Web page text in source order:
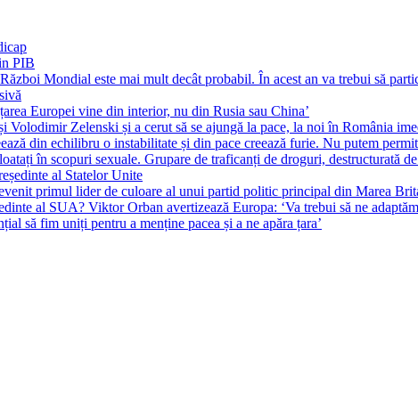
PIB
Mondial este mai mult decât probabil. În acest an va trebui să
Europei vine din interior, nu din Rusia sau China’
Zelenski și a cerut să se ajungă la pace, la noi în România
din echilibru o instabilitate și din pace creează furie. Nu putem
în scopuri sexuale. Grupare de traficanți de droguri, destructurată
al Statelor Unite
primul lider de culoare al unui partid politic principal din Marea
al SUA? Viktor Orban avertizează Europa: ‘Va trebui să ne
să fim uniți pentru a menține pacea și a ne apăra țara’